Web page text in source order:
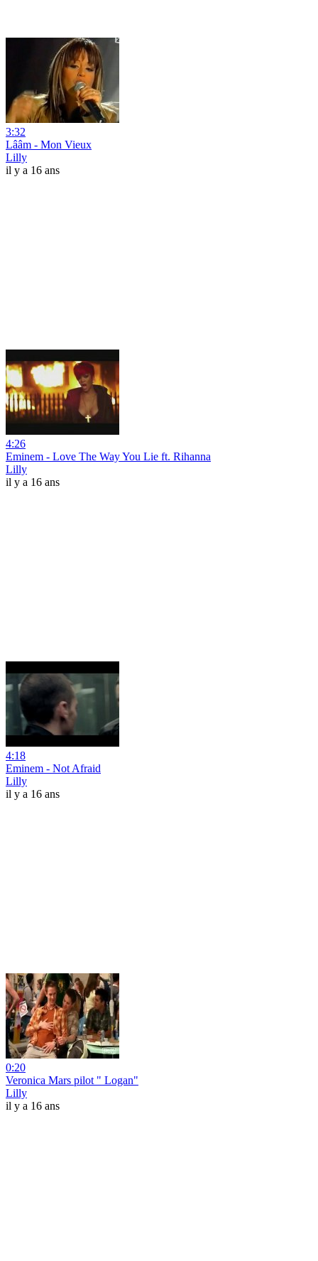
3:32
Lââm - Mon Vieux
Lilly
il y a 16 ans
4:26
Eminem - Love The Way You Lie ft. Rihanna
Lilly
il y a 16 ans
4:18
Eminem - Not Afraid
Lilly
il y a 16 ans
0:20
Veronica Mars pilot " Logan"
Lilly
il y a 16 ans